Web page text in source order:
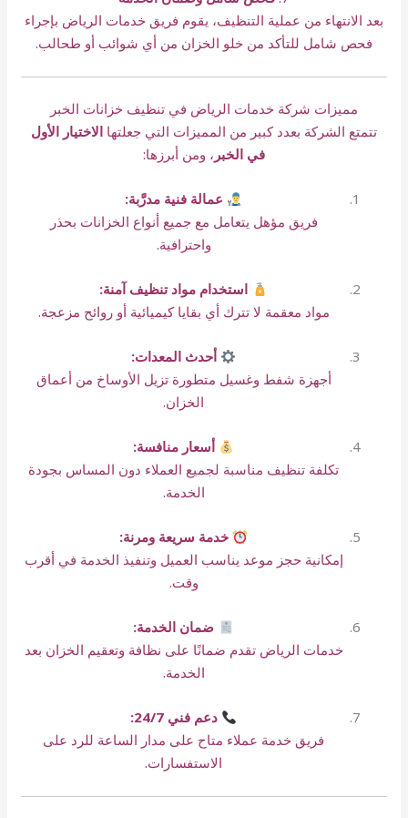
بعد الانتهاء من عملية التنظيف، يقوم فريق خدمات الرياض بإجراء
فحص شامل للتأكد من خلو الخزان من أي شوائب أو طحالب.
مميزات شركة خدمات الرياض في تنظيف خزانات الخبر
تتمتع الشركة بعدد كبير من المميزات التي جعلتها الاختيار الأول
في الخبر ، ومن أبرزها:
عمالة فنية مدرَّبة:
فريق مؤهل يتعامل مع جميع أنواع الخزانات بحذر
واحترافية.
استخدام مواد تنظيف آمنة:
مواد معقمة لا تترك أي بقايا كيميائية أو روائح مزعجة.
أحدث المعدات:
أجهزة شفط وغسيل متطورة تزيل الأوساخ من أعماق
الخزان.
أسعار منافسة:
تكلفة تنظيف مناسبة لجميع العملاء دون المساس بجودة
الخدمة.
خدمة سريعة ومرنة:
إمكانية حجز موعد يناسب العميل وتنفيذ الخدمة في أقرب
وقت.
ضمان الخدمة:
خدمات الرياض تقدم ضمانًا على نظافة وتعقيم الخزان بعد
الخدمة.
دعم فني 24/7:
فريق خدمة عملاء متاح على مدار الساعة للرد على
الاستفسارات.